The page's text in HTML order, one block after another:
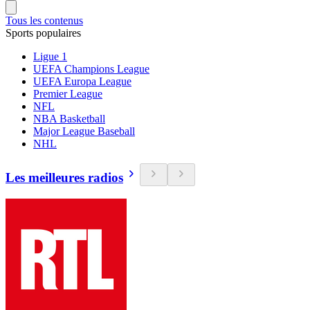
Tous les contenus
Sports populaires
Ligue 1
UEFA Champions League
UEFA Europa League
Premier League
NFL
NBA Basketball
Major League Baseball
NHL
Les meilleures radios